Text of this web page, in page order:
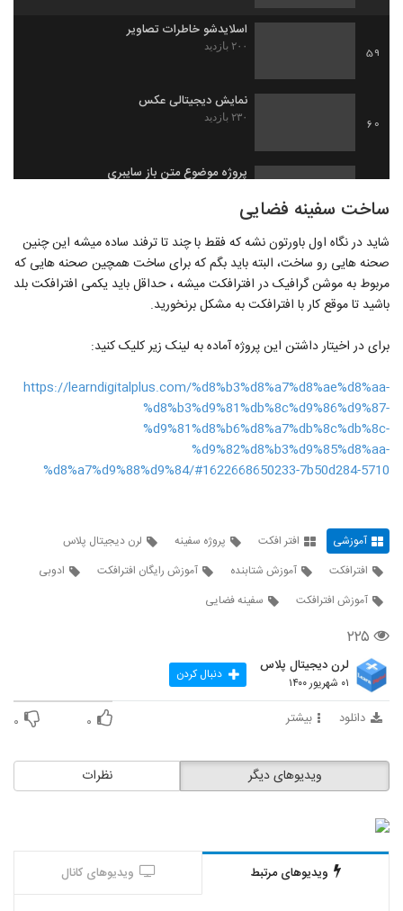
59
اسلایدشو خاطرات تصاویر
۲۰۰ بازدید
60
نمایش دیجیتالی عکس
۲۳۰ بازدید
پروژه موضوع متن باز سایبری
62
پلاگین File Hunter
۲۳۸ بازدید
63
پروژه گالری و معرفی (افترافکت)
64
پروژه قسمت پایانی ویدیو یوتیوب
۲۵۸ بازدید
ساخت سفینه فضایی
شاید در نگاه اول باورتون نشه که فقط با چند تا ترفند ساده میشه این چنین
صحنه هایی رو ساخت، البته باید بگم که برای ساخت همچین صحنه هایی که
مربوط به موشن گرافیک در افترافکت میشه ، حداقل باید یکمی افترافکت بلد
باشید تا موقع کار با افترافکت به مشکل برنخورید.
برای در اخیتار داشتن این پروژه آماده به لینک زیر کلیک کنید:
https://learndigitalplus.com/%d8%b3%d8%a7%d8%ae%d8%aa-
%d8%b3%d9%81%db%8c%d9%86%d9%87-
%d9%81%d8%b6%d8%a7%db%8c%db%8c-
%d9%82%d8%b3%d9%85%d8%aa-
%d8%a7%d9%88%d9%84/#1622668650233-7b50d284-5710
آموزشی افتر افکت پروژه سفینه
لرن دیجیتال پلاس
افترافکت
آموزش شتابنده آموزش رایگان افترافکت
ادوبی
آموزش افترافکت
سفینه فضایی
۲۲۵
لرن دیجیتال پلاس
۰۱ شهریور ۱۴۰۰ دنبال کردن
دانلود بیشتر ۰ ۰
نظرات ویدیوهای دیگر
ویدیوهای مرتبط ویدیوهای کانال